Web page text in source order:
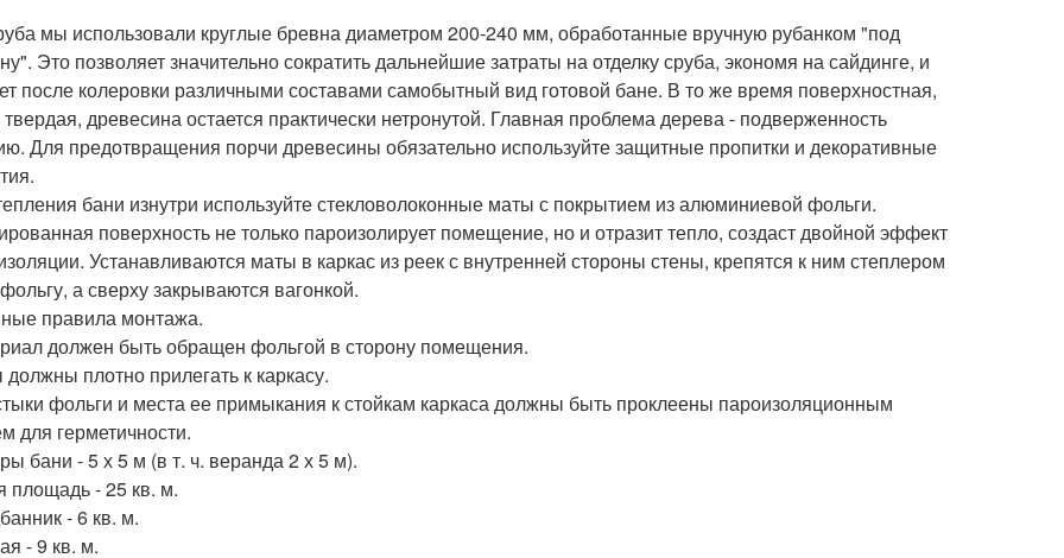
мы использовали круглые бревна диаметром 200-240 мм, обработанные вручную рубанком "под
Это позволяет значительно сократить дальнейшие затраты на отделку сруба, экономя на сайдинге, и
после колеровки различными составами самобытный вид готовой бане. В то же время поверхностная,
древесина остается практически нетронутой. Главная проблема дерева - подверженность
Для предотвращения порчи древесины обязательно используйте защитные пропитки и декоративные
бани изнутри используйте стекловолоконные маты с покрытием из алюминиевой фольги.
поверхность не только пароизолирует помещение, но и отразит тепло, создаст двойной эффект
Устанавливаются маты в каркас из реек с внутренней стороны стены, крепятся к ним степлером
а сверху закрываются вагонкой.
правила монтажа.
должен быть обращен фольгой в сторону помещения.
плотно прилегать к каркасу.
фольги и места ее примыкания к стойкам каркаса должны быть проклеены пароизоляционным
для герметичности.
бани - 5 х 5 м (в т. ч. веранда 2 х 5 м).
- 25 кв. м.
- 6 кв. м.
- 9 кв. м.